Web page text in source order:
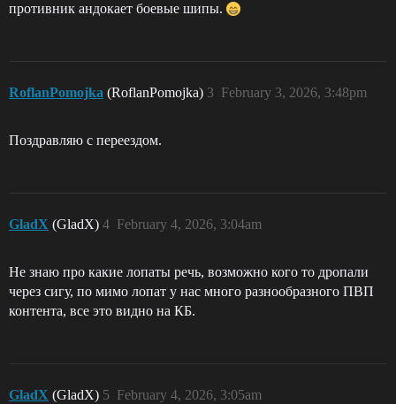
противник андокает боевые шипы.
RoflanPomojka (RoflanPomojka) February 3, 2026, 3:48pm
3
Поздравляю с переездом.
GladX (GladX) February 4, 2026, 3:04am
4
Не знаю про какие лопаты речь, возможно кого то дропали
через сигу, по мимо лопат у нас много разнообразного ПВП
контента, все это видно на КБ.
GladX (GladX) February 4, 2026, 3:05am
5